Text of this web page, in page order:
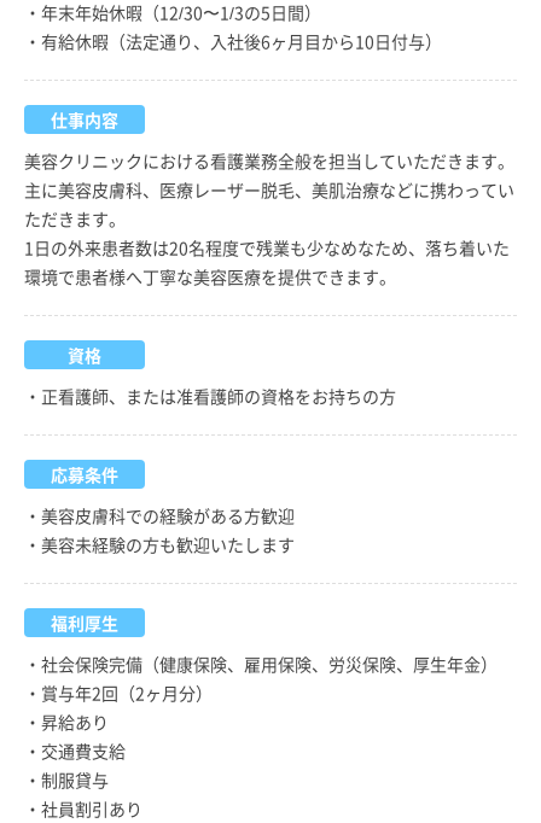
・年末年始休暇（12/30〜1/3の5日間）
・有給休暇（法定通り、入社後6ヶ月目から10日付与）
仕事内容
美容クリニックにおける看護業務全般を担当していただきます。
主に美容皮膚科、医療レーザー脱毛、美肌治療などに携わってい
ただきます。
1日の外来患者数は20名程度で残業も少なめなため、落ち着いた
環境で患者様へ丁寧な美容医療を提供できます。
資格
・正看護師、または准看護師の資格をお持ちの方
応募条件
・美容皮膚科での経験がある方歓迎
・美容未経験の方も歓迎いたします
福利厚生
・社会保険完備（健康保険、雇用保険、労災保険、厚生年金）
・賞与年2回（2ヶ月分）
・昇給あり
・交通費支給
・制服貸与
・社員割引あり